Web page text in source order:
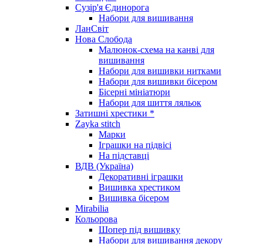
Сузір'я Єдинорога
Набори для вишивання
ЛанСвіт
Нова Слобода
Малюнок-схема на канві для
вишивання
Набори для вишивки нитками
Набори для вишивки бісером
Бісерні мініатюри
Набори для шиття ляльок
Затишні хрестики *
Zayka stitch
Марки
Іграшки на підвісі
На підставці
ВДВ (Україна)
Декоративні іграшки
Вишивка хрестиком
Вишивка бісером
Mirabilia
Кольорова
Шопер під вишивку
Набори для вишивання декору